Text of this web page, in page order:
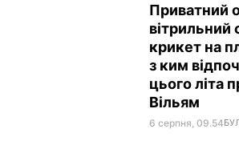
Приватний
вітрильний
крикет на
з ким
цього літа
Вільям
6 серпня, 09.54